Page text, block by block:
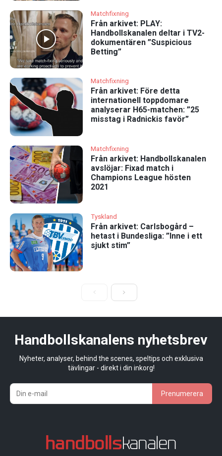
Matchfixning
Från arkivet: PLAY:
Handbollskanalen deltar i TV2-
dokumentären ”Suspicious
Betting”
Matchfixning
Från arkivet: Före detta
internationell toppdomare
analyserar H65-matchen: ”25
misstag i Radnickis favör”
Matchfixning
Från arkivet: Handbollskanalen
avslöjar: Fixad match i
Champions League hösten
2021
Tyskland
Från arkivet: Carlsbogård –
hetast i Bundesliga: ”Inne i ett
sjukt stim”
Handbollskanalens nyhetsbrev
Nyheter, analyser, behind the scenes, speltips och exklusiva
tävlingar - direkt i din inkorg!
Prenumerera